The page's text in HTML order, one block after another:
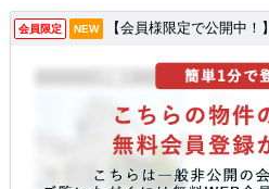
会員限定 NEW 【会員様限定で公開中！】